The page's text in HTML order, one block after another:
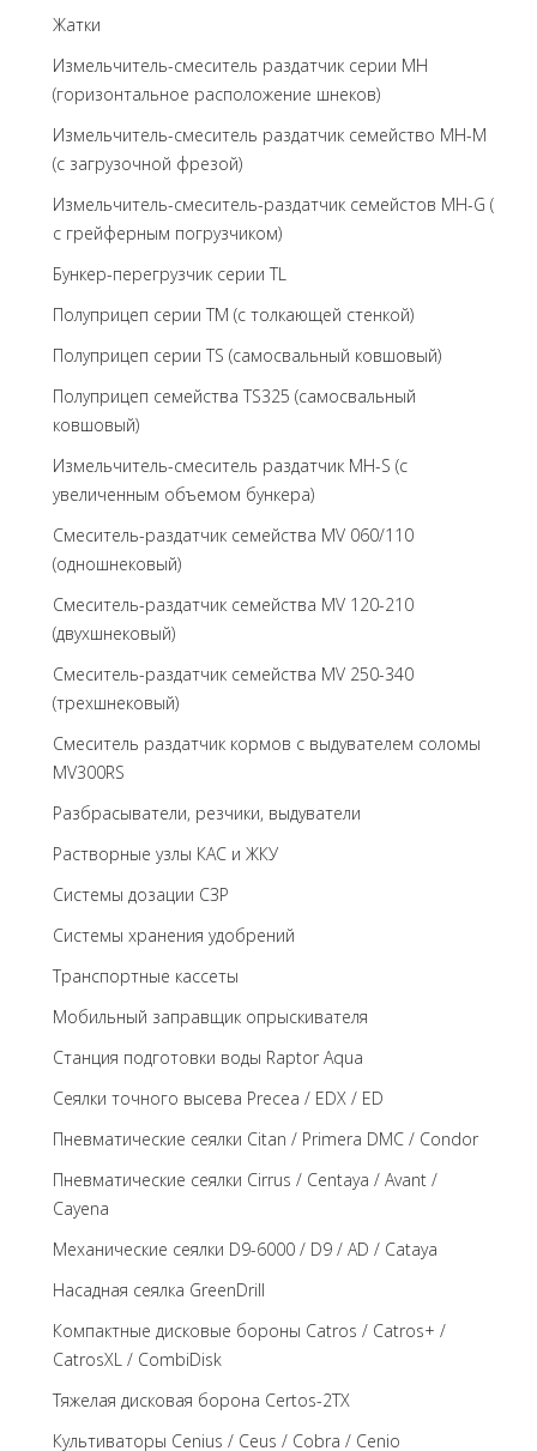
Жатки
Измельчитель-смеситель раздатчик серии MH
(горизонтальное расположение шнеков)
Измельчитель-смеситель раздатчик семейство MH-M
(с загрузочной фрезой)
Измельчитель-смеситель-раздатчик семейстов MH-G (
с грейферным погрузчиком)
Бункер-перегрузчик серии TL
Полуприцеп серии TM (с толкающей стенкой)
Полуприцеп серии TS (самосвальный ковшовый)
Полуприцеп семейства TS325 (самосвальный
ковшовый)
Измельчитель-смеситель раздатчик MH-S (с
увеличенным объемом бункера)
Смеситель-раздатчик семейства MV 060/110
(одношнековый)
Смеситель-раздатчик семейства MV 120-210
(двухшнековый)
Смеситель-раздатчик семейства MV 250-340
(трехшнековый)
Cмеситель раздатчик кормов с выдувателем соломы
MV300RS
Разбрасыватели, резчики, выдуватели
Растворные узлы КАС и ЖКУ
Системы дозации СЗР
Системы хранения удобрений
Транспортные кассеты
Мобильный заправщик опрыскивателя
Станция подготовки воды Raptor Aqua
Сеялки точного высева Precea / EDX / ED
Пневматические сеялки Citan / Primera DMC / Condor
Пневматические сеялки Cirrus / Centaya / Avant /
Cayena
Механические сеялки D9-6000 / D9 / AD / Cataya
Насадная сеялка GreenDrill
Компактные дисковые бороны Catros / Catros+ /
CatrosXL / CombiDisk
Тяжелая дисковая борона Certos-2TX
Культиваторы Cenius / Ceus / Cobra / Cenio